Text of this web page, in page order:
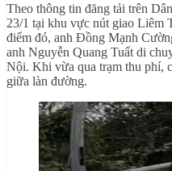
Theo thông tin đăng tải trên
23/1 tại khu vực nút giao Liêm
điểm đó, anh Đồng Mạnh
anh Nguyễn Quang Tuất di
Nội. Khi vừa qua trạm thu phí,
giữa làn đường.